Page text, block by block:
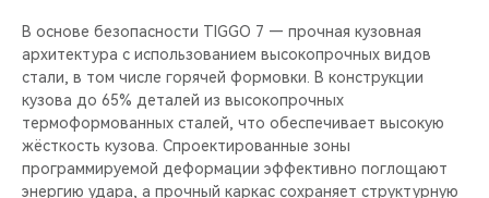
В основе безопасности TIGGO 7 — прочная кузовная
архитектура с использованием высокопрочных видов
стали, в том числе горячей формовки. В конструкции
кузова до 65% деталей из высокопрочных
термоформованных сталей, что обеспечивает высокую
жёсткость кузова. Спроектированные зоны
программируемой деформации эффективно поглощают
энергию удара, а прочный каркас сохраняет структурную